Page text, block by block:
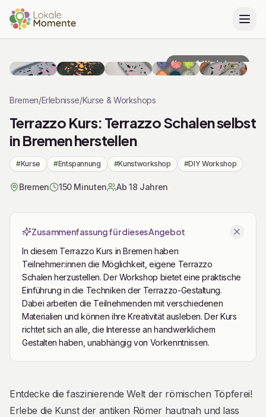
Kurse & Workshops
Bremen/Erlebnisse/Kurse & Workshops
Terrazzo Kurs: Terrazzo Schalen selbst
in Bremen herstellen
#Kurse #Entspannung #Kunstworkshop #DIY Workshop
Bremen 150 Minuten Ab 18 Jahren
Zusammenfassung für dieses Angebot
In diesem Terrazzo Kurs in Bremen haben
Teilnehmer:innen die Möglichkeit, eigene Terrazzo
Schalen herzustellen. Der Workshop bietet eine praktische
Einführung in die Techniken der Terrazzo-Gestaltung.
Dabei arbeiten die Teilnehmenden mit verschiedenen
Materialien und können ihre Kreativität ausleben. Der Kurs
richtet sich an alle, die Interesse an handwerklichem
Gestalten haben, unabhängig von Vorkenntnissen.
Beschreibung
Entdecke die faszinierende Welt der römischen Töpferei!
Erlebe die Kunst der antiken Römer hautnah und lass